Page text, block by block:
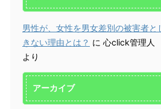
する」意見について、その根本
かに、感謝は強要されるもので
はありません。しかし感謝の拒
絶は、人間社会の本質への否定
切 ←→ 感謝」というノーコ
ストな交換 社会の本質は、キ
レイ事ではなく助け合い 人
詳しく読む
人、小
事を更新
にはなり
お伝え
で発揮
雑談講
の危機に
男性が、女性を男女差別の被害者と
きない理由とは？ に 心click管理人
より
アーカイブ